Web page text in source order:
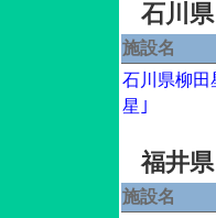
石川県
施設名
石川県柳田
星｣
福井県
施設名